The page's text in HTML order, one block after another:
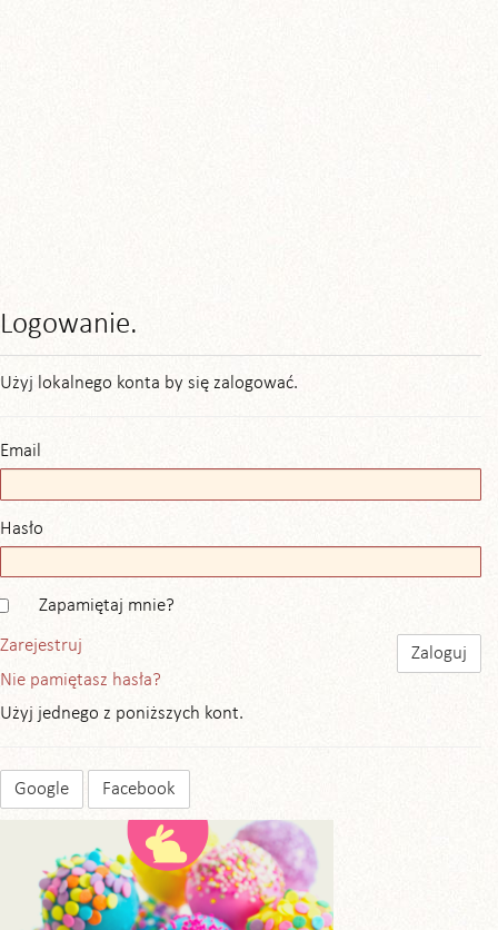
Logowanie.
Użyj lokalnego konta by się zalogować.
Email
Hasło
Zapamiętaj mnie?
Zarejestruj
Nie pamiętasz hasła?
Użyj jednego z poniższych kont.
Google Facebook